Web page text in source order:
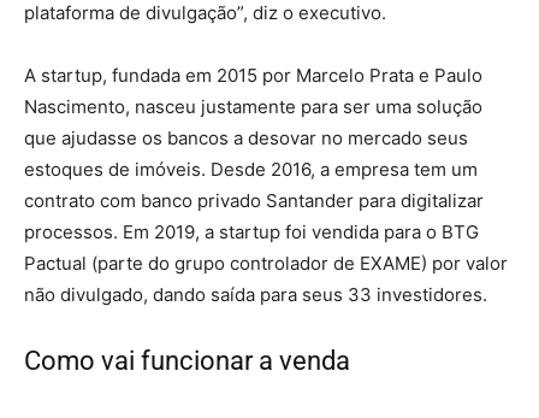
plataforma de divulgação”, diz o executivo.
A startup, fundada em 2015 por Marcelo Prata e Paulo
Nascimento, nasceu justamente para ser uma solução
que ajudasse os bancos a desovar no mercado seus
estoques de imóveis. Desde 2016, a empresa tem um
contrato com banco privado Santander para digitalizar
processos. Em 2019, a startup foi vendida para o BTG
Pactual (parte do grupo controlador de EXAME) por valor
não divulgado, dando saída para seus 33 investidores.
Como vai funcionar a venda